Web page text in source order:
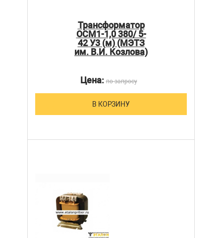
Трансформатор
ОСМ1-1,0 380/ 5-
42 У3 (м) (МЭТЗ
им. В.И. Козлова)
Цена:по запросу
В КОРЗИНУ